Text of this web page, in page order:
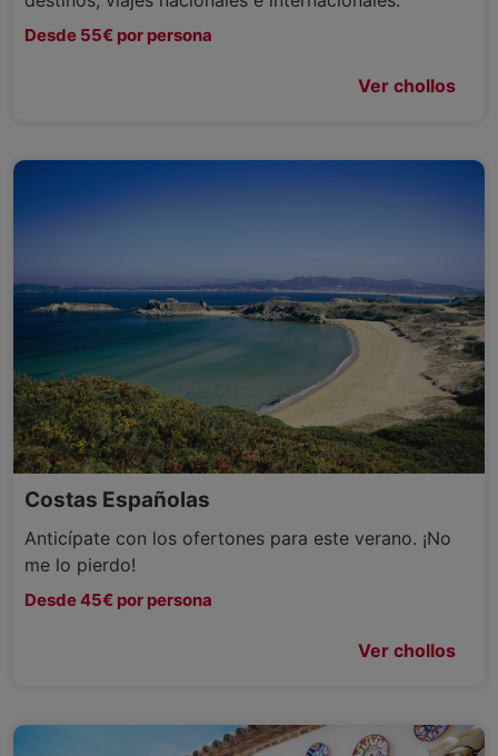
Desde 55€ por persona
Ver chollos
Costas Españolas
Anticípate con los ofertones para este verano. ¡No
me lo pierdo!
Desde 45€ por persona
Ver chollos